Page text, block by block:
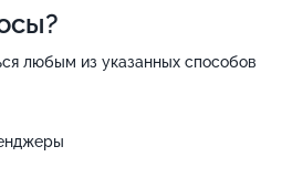
любым из указанных способов